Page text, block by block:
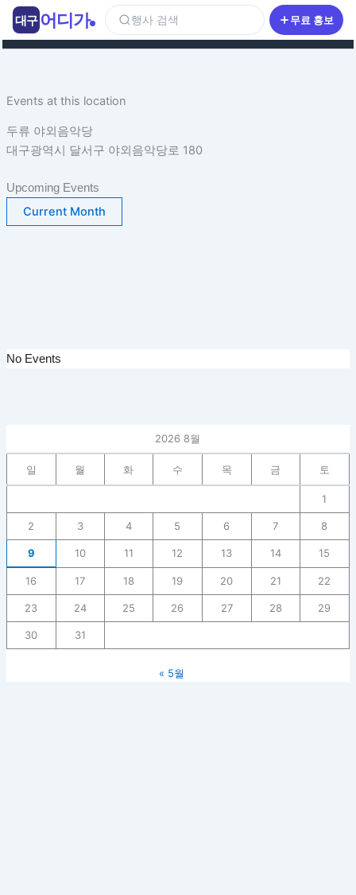
츠
너
뛰
Events at this location
두류 야외음악당
대구광역시 달서구 야외음악당로 180
Upcoming Events
Current Month
No Events
2026 8월
일 월 화 수 목 금 토
1
2 3 4 5 6 7 8
9 10 11 12 13 14 15
16 17 18 19 20 21 22
23 24 25 26 27 28 29
30 31
« 5월
대구 어디가 행사 검색 무료 홍보